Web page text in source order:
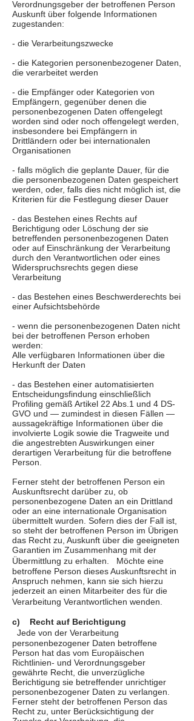
Verordnungsgeber der betroffenen Person
Auskunft über folgende Informationen
zugestanden:
- die Verarbeitungszwecke
- die Kategorien personenbezogener Daten,
die verarbeitet werden
- die Empfänger oder Kategorien von
Empfängern, gegenüber denen die
personenbezogenen Daten offengelegt
worden sind oder noch offengelegt werden,
insbesondere bei Empfängern in
Drittländern oder bei internationalen
Organisationen
- falls möglich die geplante Dauer, für die
die personenbezogenen Daten gespeichert
werden, oder, falls dies nicht möglich ist, die
Kriterien für die Festlegung dieser Dauer
- das Bestehen eines Rechts auf
Berichtigung oder Löschung der sie
betreffenden personenbezogenen Daten
oder auf Einschränkung der Verarbeitung
durch den Verantwortlichen oder eines
Widerspruchsrechts gegen diese
Verarbeitung
- das Bestehen eines Beschwerderechts bei
einer Aufsichtsbehörde
- wenn die personenbezogenen Daten nicht
bei der betroffenen Person erhoben
werden:
Alle verfügbaren Informationen über die
Herkunft der Daten
- das Bestehen einer automatisierten
Entscheidungsfindung einschließlich
Profiling gemäß Artikel 22 Abs.1 und 4 DS-
GVO und — zumindest in diesen Fällen —
aussagekräftige Informationen über die
involvierte Logik sowie die Tragweite und
die angestrebten Auswirkungen einer
derartigen Verarbeitung für die betroffene
Person.
Ferner steht der betroffenen Person ein
Auskunftsrecht darüber zu, ob
personenbezogene Daten an ein Drittland
oder an eine internationale Organisation
übermittelt wurden. Sofern dies der Fall ist,
so steht der betroffenen Person im Übrigen
das Recht zu, Auskunft über die geeigneten
Garantien im Zusammenhang mit der
Übermittlung zu erhalten. Möchte eine
betroffene Person dieses Auskunftsrecht in
Anspruch nehmen, kann sie sich hierzu
jederzeit an einen Mitarbeiter des für die
Verarbeitung Verantwortlichen wenden.
c) Recht auf Berichtigung
Jede von der Verarbeitung
personenbezogener Daten betroffene
Person hat das vom Europäischen
Richtlinien- und Verordnungsgeber
gewährte Recht, die unverzügliche
Berichtigung sie betreffender unrichtiger
personenbezogener Daten zu verlangen.
Ferner steht der betroffenen Person das
Recht zu, unter Berücksichtigung der